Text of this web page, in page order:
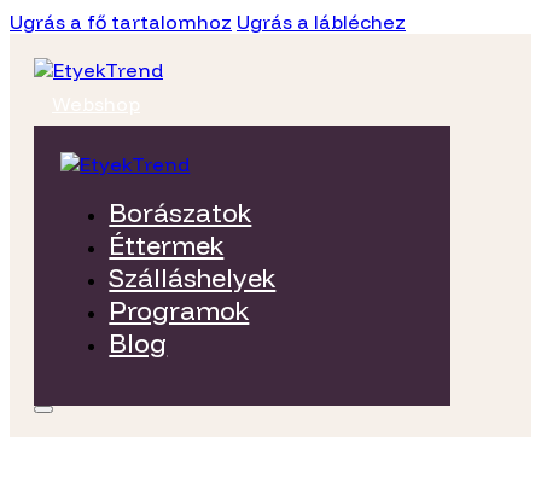
Ugrás a fő tartalomhoz Ugrás a lábléchez
Borászatok
Éttermek
Szálláshelyek
Programok
Blog